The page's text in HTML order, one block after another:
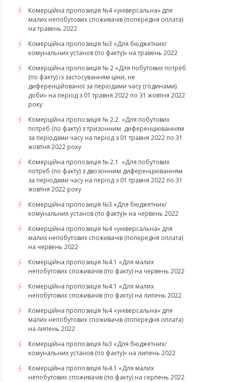
Комерційна пропозиція №4 «універсальна» для
малих непобутових споживачів (попередня оплата)
на травень 2022
Комерційна пропозиція №3 «Для бюджетних/
комунальних установ (по факту)» на травень 2022
Комерційна пропозиція № 2 «Для побутових потреб
(по факту) із застосуванням ціни, не
диференційованої за періодами часу (годинами)
доби» на період з 01 травня 2022 по 31 жовтня 2022
року
Комерційна пропозиція № 2.2 «Для побутових
потреб (по факту) з тризонним диференціюванням
за періодами часу на період з 01 травня 2022 по 31
жовтня 2022 року
Комерційна пропозиція № 2.1 «Для побутових
потреб (по факту) з двозонним диференціюванням
за періодами часу на період з 01 травня 2022 по 31
жовтня 2022 року
Комерційна пропозиція №3 «Для бюджетних/
комунальних установ (по факту)» на червень 2022
Комерційна пропозиція №4 «універсальна» для
малих непобутових споживачів (попередня оплата)
на червень 2022
Комерційна пропозиція №4.1 «Для малих
непобутових споживачів (по факту) на червень 2022
Комерційна пропозиція №4.1 «Для малих
непобутових споживачів (по факту) на липень 2022
Комерційна пропозиція №4 «універсальна» для
малих непобутових споживачів (попередня оплата)
на липень 2022
Комерційна пропозиція №3 «Для бюджетних/
комунальних установ (по факту)» на липень 2022
Комерційна пропозиція №4.1 «Для малих
непобутових споживачів (по факту) на серпень 2022